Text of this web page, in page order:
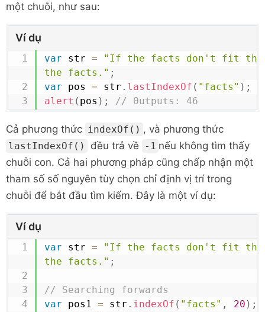
một chuỗi, như sau:
Ví dụ
var str =
"If the facts don't fit the
the facts." ;
var pos = str . lastIndexOf ( "facts" ) ;
alert ( pos ) ; // 0utputs: 46
Cả phương thức indexOf() , và phương thức
lastIndexOf() đều trả về -1 nếu không tìm thấy
chuỗi con. Cả hai phương pháp cũng chấp nhận một
tham số số nguyên tùy chọn chỉ định vị trí trong
chuỗi để bắt đầu tìm kiếm. Đây là một ví dụ:
Ví dụ
var str =
"If the facts don't fit the
the facts." ;
// Searching forwards
var pos1 = str . indexOf ( "facts" , 20 ) ;